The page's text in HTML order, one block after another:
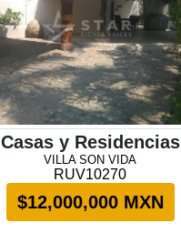
Casas y Residencias
VILLA SON VIDA
RUV10270
$12,000,000 MXN